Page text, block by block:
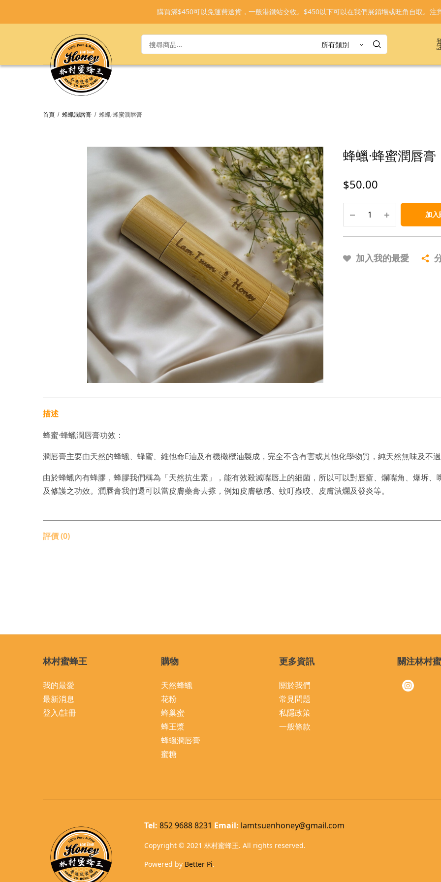
首頁 / 蜂蠟潤唇膏 / 蜂蠟·蜂蜜潤唇膏
蜂蠟·蜂蜜潤唇膏
$50.00
加
加入我的最愛
描述
蜂蜜·蜂蠟潤唇膏功效：
潤唇膏主要由天然的蜂蠟、蜂蜜、維他命E油及有機橄欖油製成，完全不含有害或其他化學物質，純天然無味及不
由於蜂蠟內有蜂膠，蜂膠我們稱為「天然抗生素」，能有效殺滅嘴唇上的細菌，所以可以對唇瘡、爛嘴角、爆坼
及修護之功效。潤唇膏我們還可以當皮膚藥膏去搽，例如皮膚敏感、蚊叮蟲咬、皮膚潰爛及發炎等。
評價 (0)
林村蜜蜂王
我的最愛
最新消息
登入/註冊
購物
天然蜂蠟
花粉
蜂巢蜜
蜂王漿
蜂蠟潤唇膏
蜜糖
更多資訊
關於我們
常見問題
私隱政策
一般條款
關注林村
Tel:852 9688 8231 Email: lamtsuenhoney@gmail.com
Copyright © 2021 林村蜜蜂王. All rights reserved.
Powered by Better Pi.
購買滿$450可以免運費送貨，一般港鐵站交收。$450以下可以在我們展銷場或旺角自取。注